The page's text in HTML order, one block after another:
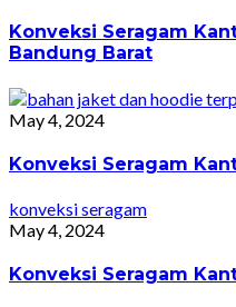
Konveksi Seragam
Bandung Barat
May 4, 2024
Konveksi Seragam
konveksi seragam
May 4, 2024
Konveksi Seragam